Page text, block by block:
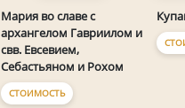
Мария во славе с
архангелом Гавриилом и
свв. Евсевием,
Себастьяном и Рохом
СТОИМОСТЬ